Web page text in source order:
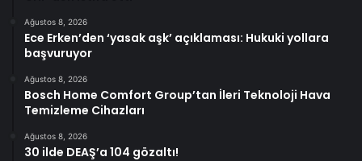
Ağustos 8, 2026
Ece Erken’den ‘yasak aşk’ açıklaması: Hukuki yollara
başvuruyor
Ağustos 8, 2026
Bosch Home Comfort Group’tan İleri Teknoloji Hava
Temizleme Cihazları
Ağustos 8, 2026
30 ilde DEAŞ’a 104 gözaltı!